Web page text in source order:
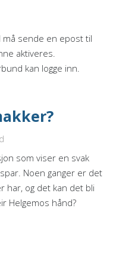
sende en epost til
aktiveres.
kan logge inn.
som viser en svak
Noen ganger er det
har, og det kan det bli
Helgemos hånd?